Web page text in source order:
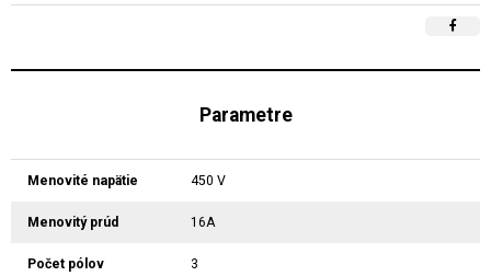
Parametre
Menovité napätie 450 V
Menovitý prúd 16A
Počet pólov 3